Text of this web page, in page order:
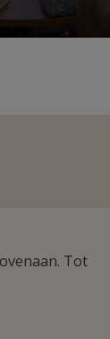
Tot